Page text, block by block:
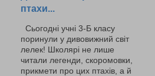
птахи...
Сьогодні учні 3-Б класу
поринули у дивовижний світ
лелек! Школярі не лише
читали легенди, скоромовки,
прикмети про цих птахів, а й